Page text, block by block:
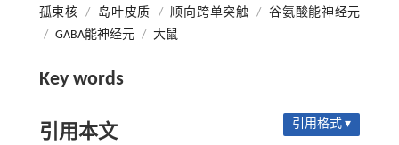
孤束核 / 岛叶皮质 / 顺向跨单突触 /
谷氨酸能神经元
/ GABA能神经元 / 大鼠
Key words
引用本文 引用格式 ▾